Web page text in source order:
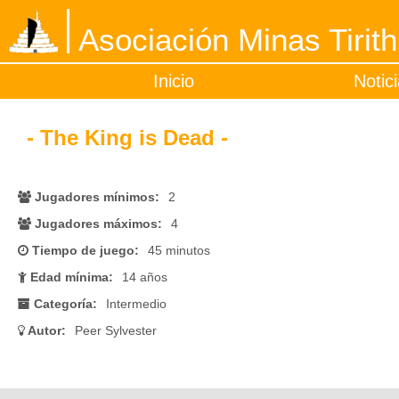
Asociación Minas Tirith
Inicio
- The King is Dead -
Jugadores mínimos:
2
Jugadores máximos:
4
Tiempo de juego:
45 minutos
Edad mínima:
14 años
Categoría:
Intermedio
Autor:
Peer Sylvester